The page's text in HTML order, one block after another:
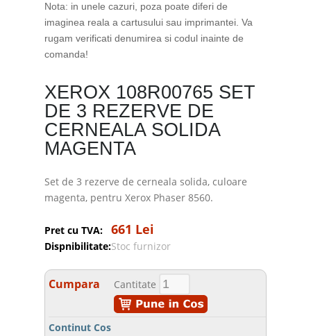
Nota: in unele cazuri, poza poate diferi de
imaginea reala a cartusului sau imprimantei. Va
rugam verificati denumirea si codul inainte de
comanda!
XEROX 108R00765 SET
DE 3 REZERVE DE
CERNEALA SOLIDA
MAGENTA
Set de 3 rezerve de cerneala solida, culoare
magenta, pentru Xerox Phaser 8560.
Pret cu TVA: 661 Lei
Dispnibilitate:Stoc furnizor
Cumpara Cantitate
Continut Cos